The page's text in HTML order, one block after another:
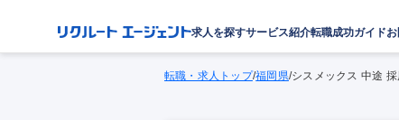
求人を探すサービス紹介転職成功ガイド
転職・求人トップ/福岡県/シスメックス 中途 採